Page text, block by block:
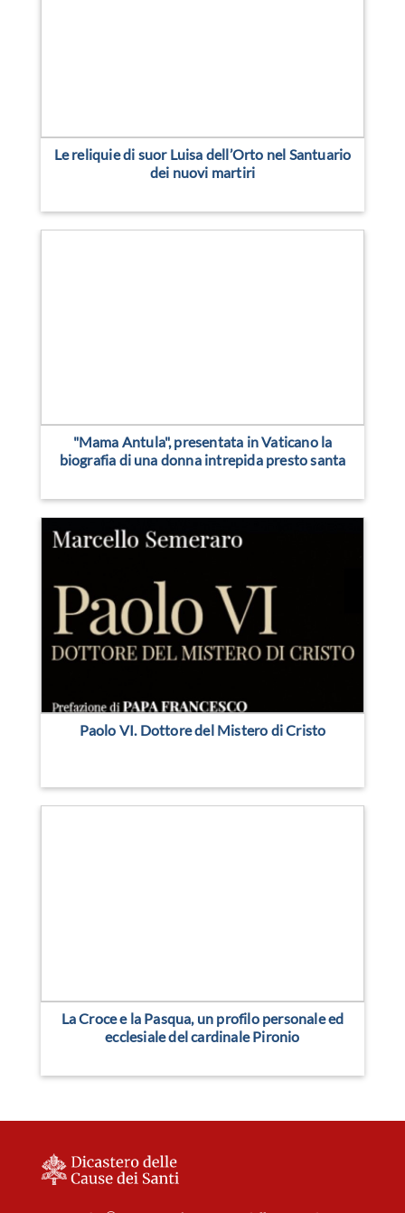
Le reliquie di suor Luisa dell’Orto nel Santuario
dei nuovi martiri
"Mama Antula", presentata in Vaticano la
biografia di una donna intrepida presto santa
Paolo VI. Dottore del Mistero di Cristo
La Croce e la Pasqua, un profilo personale ed
ecclesiale del cardinale Pironio